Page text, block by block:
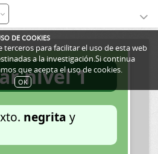
DE COOKIES
terceros para facilitar el uso de esta web
a la investigación.Si continua
que acepta el uso de cookies.
OK